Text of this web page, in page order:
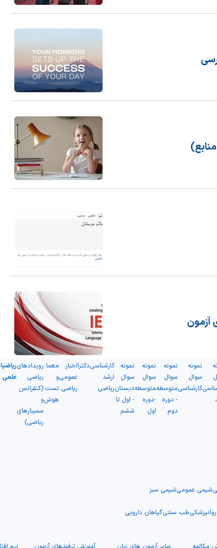
آزمون
نمونه
سوال
کارشناسی
نمونه
سوال
متوسطه
- دوره
دوم
نمونه
سوال
متوسطه
-دوره
اول
نمونه
سوال
دبستان
- اول تا
ششم
کارشناسی
ارشد
ریاضی
دکترااخبار
عمومی
ریاضی
معما
و
تست
هوش
رویدادهای
ریاضی
(کنفرانس
و
سمینارهای
ریاضی)
علمی
شیمی عمومیشیمی سبز
روانپزشکیطب سنتیگیاهان دارویی